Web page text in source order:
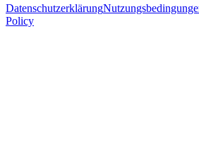
Datenschutzerklärung
Policy